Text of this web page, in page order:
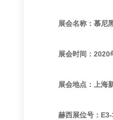
展会名称：慕尼黑
展会时间：2020
展会地点：上海
赫西展位号：